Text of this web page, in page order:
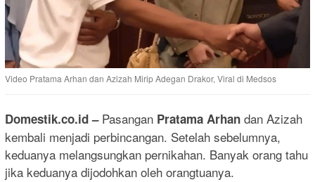
Video Pratama Arhan dan Azizah Mirip Adegan Drakor, Viral di Medsos
Domestik.co.id– Pasangan Pratama Arhan dan Azizah
kembali menjadi perbincangan. Setelah sebelumnya,
keduanya melangsungkan pernikahan. Banyak orang tahu
jika keduanya dijodohkan oleh orangtuanya.